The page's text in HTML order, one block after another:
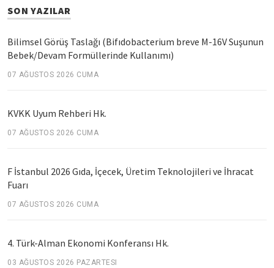
SON YAZILAR
Bilimsel Görüş Taslağı (Bifıdobacterium breve M-16V Suşunun
Bebek/Devam Formüllerinde Kullanımı)
07 AĞUSTOS 2026 CUMA
KVKK Uyum Rehberi Hk.
07 AĞUSTOS 2026 CUMA
F İstanbul 2026 Gıda, İçecek, Üretim Teknolojileri ve İhracat
Fuarı
07 AĞUSTOS 2026 CUMA
4. Türk-Alman Ekonomi Konferansı Hk.
03 AĞUSTOS 2026 PAZARTESI